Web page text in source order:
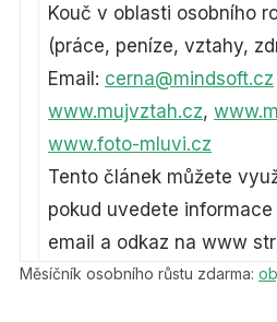
Kouč v oblasti osobního
(práce, peníze, vztahy,
Email: cerna@mindsoft.cz
www.mujvztah.cz,
www.foto-mluvi.cz
Tento článek můžete
pokud uvedete
email a odkaz na www
Měsíčník osobního růstu zdarma: